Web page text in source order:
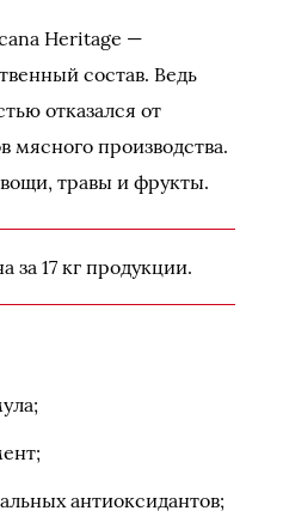
Heritage —
состав. Ведь
отказался от
мясного производства.
травы и фрукты.
за 17 кг продукции.
антиоксидантов;